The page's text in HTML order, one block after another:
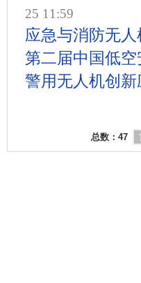
25 11:59
应急与消防无
第二届中国低
警用无人机创
总数：47